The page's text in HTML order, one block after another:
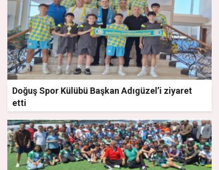
Doğuş Spor Külübü Başkan Adıgüzel’i ziyaret
etti